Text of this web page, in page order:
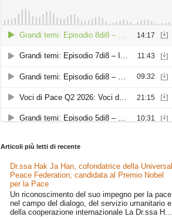
Articoli più letti di recente
Dr.ssa Hak Ja Han, cofondatrice della Universal
Peace Federation, candidata al Premio Nobel
per la Pace
Un riconoscimento del suo impegno per la pace
nel campo del dialogo, del servizio umanitario e
della cooperazione internazionale La Dr.ssa H...